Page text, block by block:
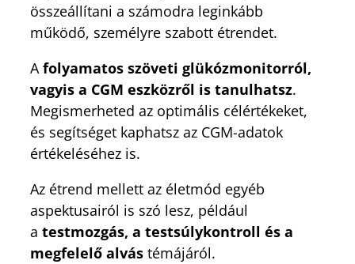
összeállítani a számodra leginkább
működő, személyre szabott étrendet.
Afolyamatos szöveti glükózmonitorról,
vagyis a CGM eszközről is tanulhatsz.
Megismerheted az optimális célértékeket,
és segítséget kaphatsz az CGM-adatok
értékeléséhez is.
Az étrend mellett az életmód egyéb
aspektusairól is szó lesz, például
a testmozgás, a testsúlykontroll és a
megfelelő alvás témájáról.